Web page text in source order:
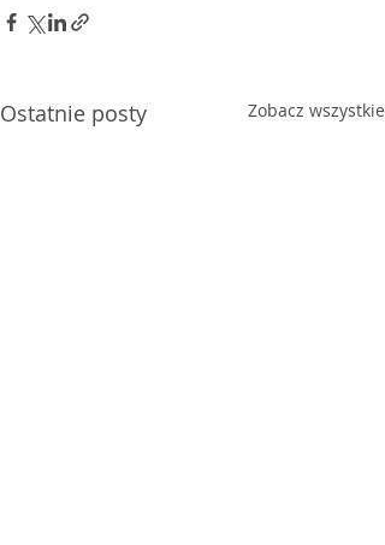
Ostatnie posty Zobacz wszystkie